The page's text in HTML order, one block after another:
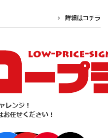
詳細はコチラ
レンジ！
任せください！